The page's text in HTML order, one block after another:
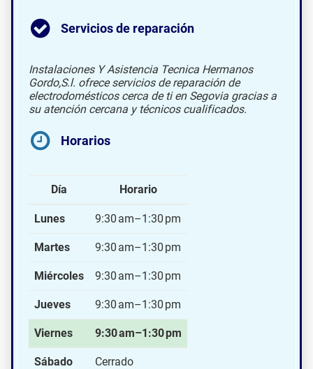
Servicios de reparación
Instalaciones Y Asistencia Tecnica Hermanos
Gordo,S.l. ofrece servicios de reparación de
electrodomésticos cerca de ti en Segovia gracias a
su atención cercana y técnicos cualificados.
Horarios
Día Horario
Lunes 9:30 am–1:30 pm
Martes 9:30 am–1:30 pm
Miércoles 9:30 am–1:30 pm
Jueves 9:30 am–1:30 pm
Viernes 9:30 am–1:30 pm
Sábado Cerrado